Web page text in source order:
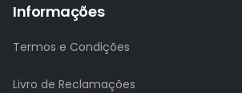
Informações
Termos e Condições
Livro de Reclamações